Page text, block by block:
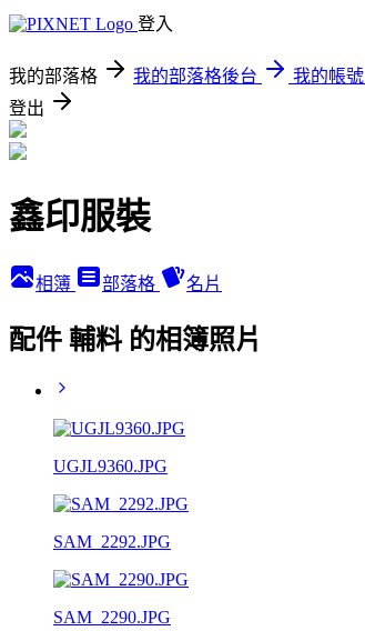
登入
我的部落格 我的部落格後台
我的帳號
登出
鑫印服裝
相簿 部落格 名片
配件 輔料 的相簿照片
UGJL9360.JPG
SAM_2292.JPG
SAM_2290.JPG